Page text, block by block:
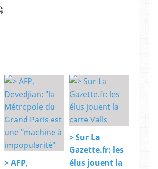
> AFP,
> Sur La
Gazette.fr: les
élus jouent la